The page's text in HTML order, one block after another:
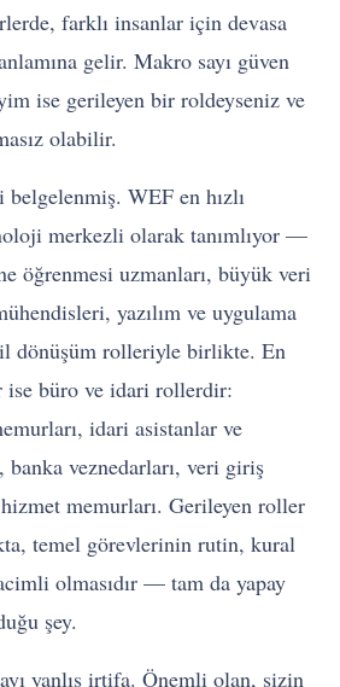
farklı insanlar için devasa
gelir. Makro sayı güven
ise gerileyen bir roldeyseniz ve
olabilir.
belgelenmiş. WEF en hızlı
merkezli olarak tanımlıyor —
öğrenmesi uzmanları, büyük veri
yazılım ve uygulama
rolleriyle birlikte. En
ise büro ve idari rollerdir:
idari asistanlar ve
veznedarları, veri giriş
memurları. Gerileyen roller
temel görevlerinin rutin, kural
olmasıdır — tam da yapay
şey.
yanlış irtifa. Önemli olan, sizin